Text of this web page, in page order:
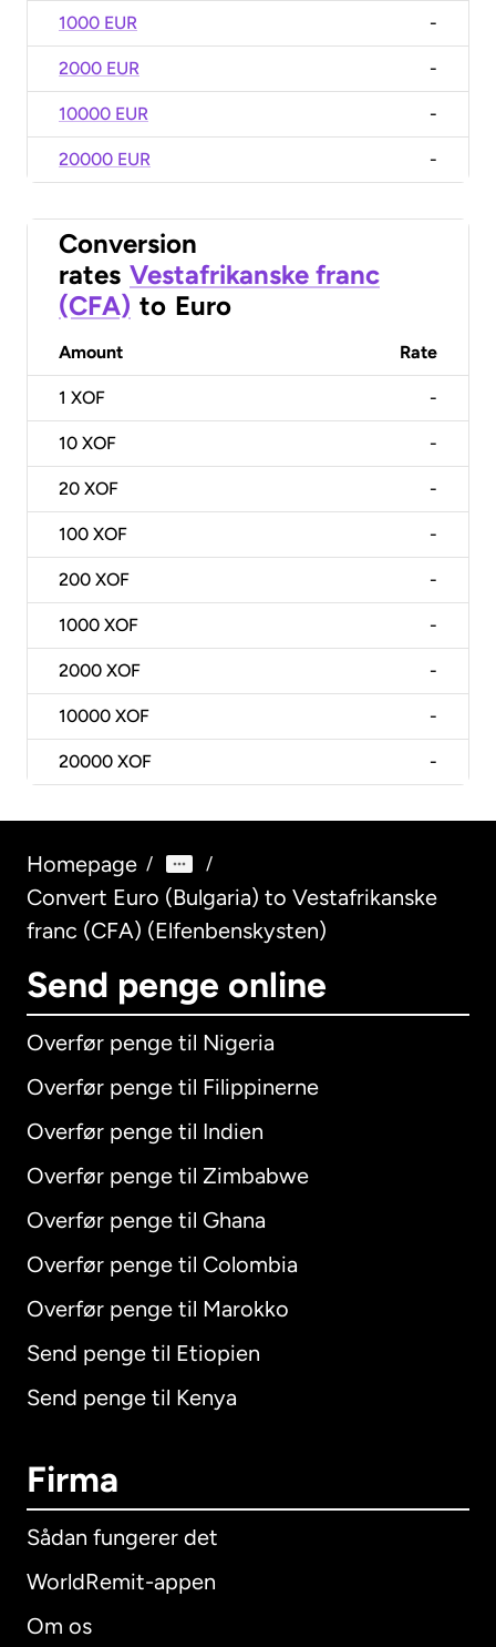
1000 EUR -
2000 EUR -
10000 EUR -
20000 EUR -
Conversion
rates Vestafrikanske franc
(CFA) to Euro
Amount Rate
1 XOF -
10 XOF -
20 XOF -
100 XOF -
200 XOF -
1000 XOF -
2000 XOF -
10000 XOF -
20000 XOF -
Homepage / /
Convert Euro (Bulgaria) to Vestafrikanske
franc (CFA) (Elfenbenskysten)
Send penge online
Overfør penge til Nigeria
Overfør penge til Filippinerne
Overfør penge til Indien
Overfør penge til Zimbabwe
Overfør penge til Ghana
Overfør penge til Colombia
Overfør penge til Marokko
Send penge til Etiopien
Send penge til Kenya
Firma
Sådan fungerer det
WorldRemit-appen
Om os